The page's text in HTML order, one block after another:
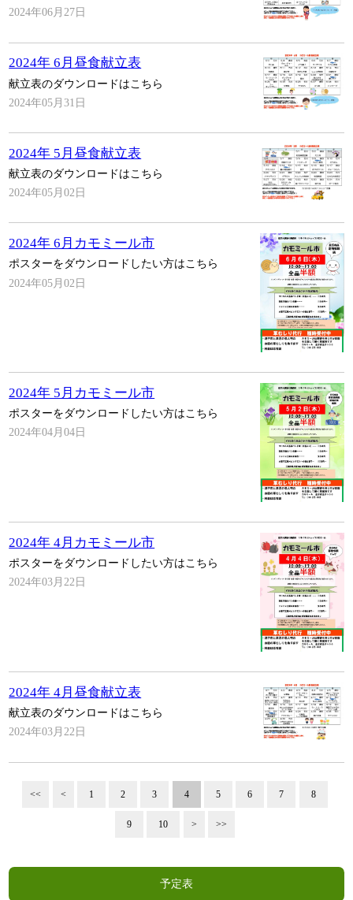
2024年06月27日
2024年 6月昼食献立表
献立表のダウンロードはこちら
2024年05月31日
2024年 5月昼食献立表
献立表のダウンロードはこちら
2024年05月02日
2024年 6月カモミール市
ポスターをダウンロードしたい方はこちら
2024年05月02日
2024年 5月カモミール市
ポスターをダウンロードしたい方はこちら
2024年04月04日
2024年 4月カモミール市
ポスターをダウンロードしたい方はこちら
2024年03月22日
2024年 4月昼食献立表
献立表のダウンロードはこちら
2024年03月22日
<< < 1 2 3 4 5 6 7 8
9 10 > >>
予定表